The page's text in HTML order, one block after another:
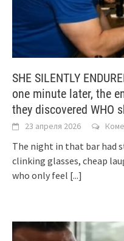
SHE SILENTLY
one minute later, the
they discovered WHO
23 апреля 2026
The night in that bar had
clinking glasses, cheap
who only feel [...]